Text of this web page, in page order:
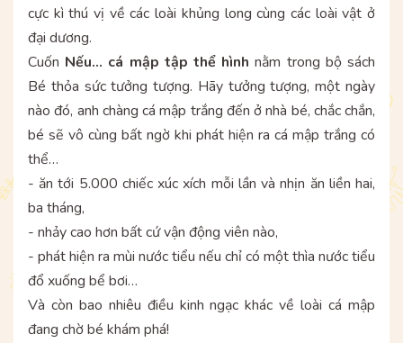
cực kì thú vị về các loài khủng long cùng các loài vật ở
đại dương.
Cuốn Nếu... cá mập tập thể hìnhnằm trong bộ sách
Bé thỏa sức tưởng tượng. Hãy tưởng tượng, một ngày
nào đó, anh chàng cá mập trắng đến ở nhà bé, chắc chắn,
bé sẽ vô cùng bất ngờ khi phát hiện ra cá mập trắng có
thể…
- ăn tới 5.000 chiếc xúc xích mỗi lần và nhịn ăn liền hai,
ba tháng,
- nhảy cao hơn bất cứ vận động viên nào,
- phát hiện ra mùi nước tiểu nếu chỉ có một thìa nước tiểu
đổ xuống bể bơi…
Và còn bao nhiêu điều kinh ngạc khác về loài cá mập
đang chờ bé khám phá!